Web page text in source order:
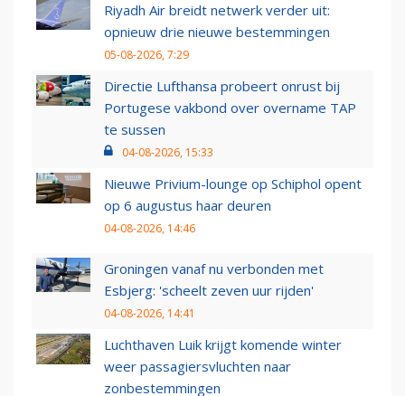
Riyadh Air breidt netwerk verder uit:
opnieuw drie nieuwe bestemmingen
05-08-2026, 7:29
Directie Lufthansa probeert onrust bij
Portugese vakbond over overname TAP
te sussen
04-08-2026, 15:33
Nieuwe Privium-lounge op Schiphol opent
op 6 augustus haar deuren
04-08-2026, 14:46
Groningen vanaf nu verbonden met
Esbjerg: 'scheelt zeven uur rijden'
04-08-2026, 14:41
Luchthaven Luik krijgt komende winter
weer passagiersvluchten naar
zonbestemmingen